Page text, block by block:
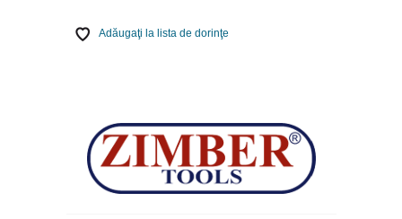
Adăugaţi la lista de dorinţe